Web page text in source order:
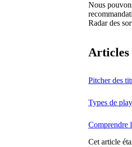
Nous
Radar des
Articles
Pitcher des
Types de
Comprendre
Cet article